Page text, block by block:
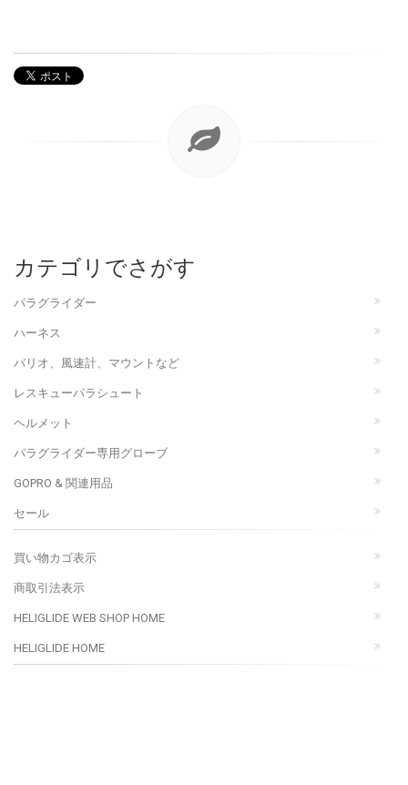
カテゴリでさがす
パラグライダー
ハーネス
バリオ、風速計、マウントなど
レスキューパラシュート
ヘルメット
パラグライダー専用グローブ
GOPRO & 関連用品
セール
買い物カゴ表示
商取引法表示
HELIGLIDE WEB SHOP HOME
HELIGLIDE HOME